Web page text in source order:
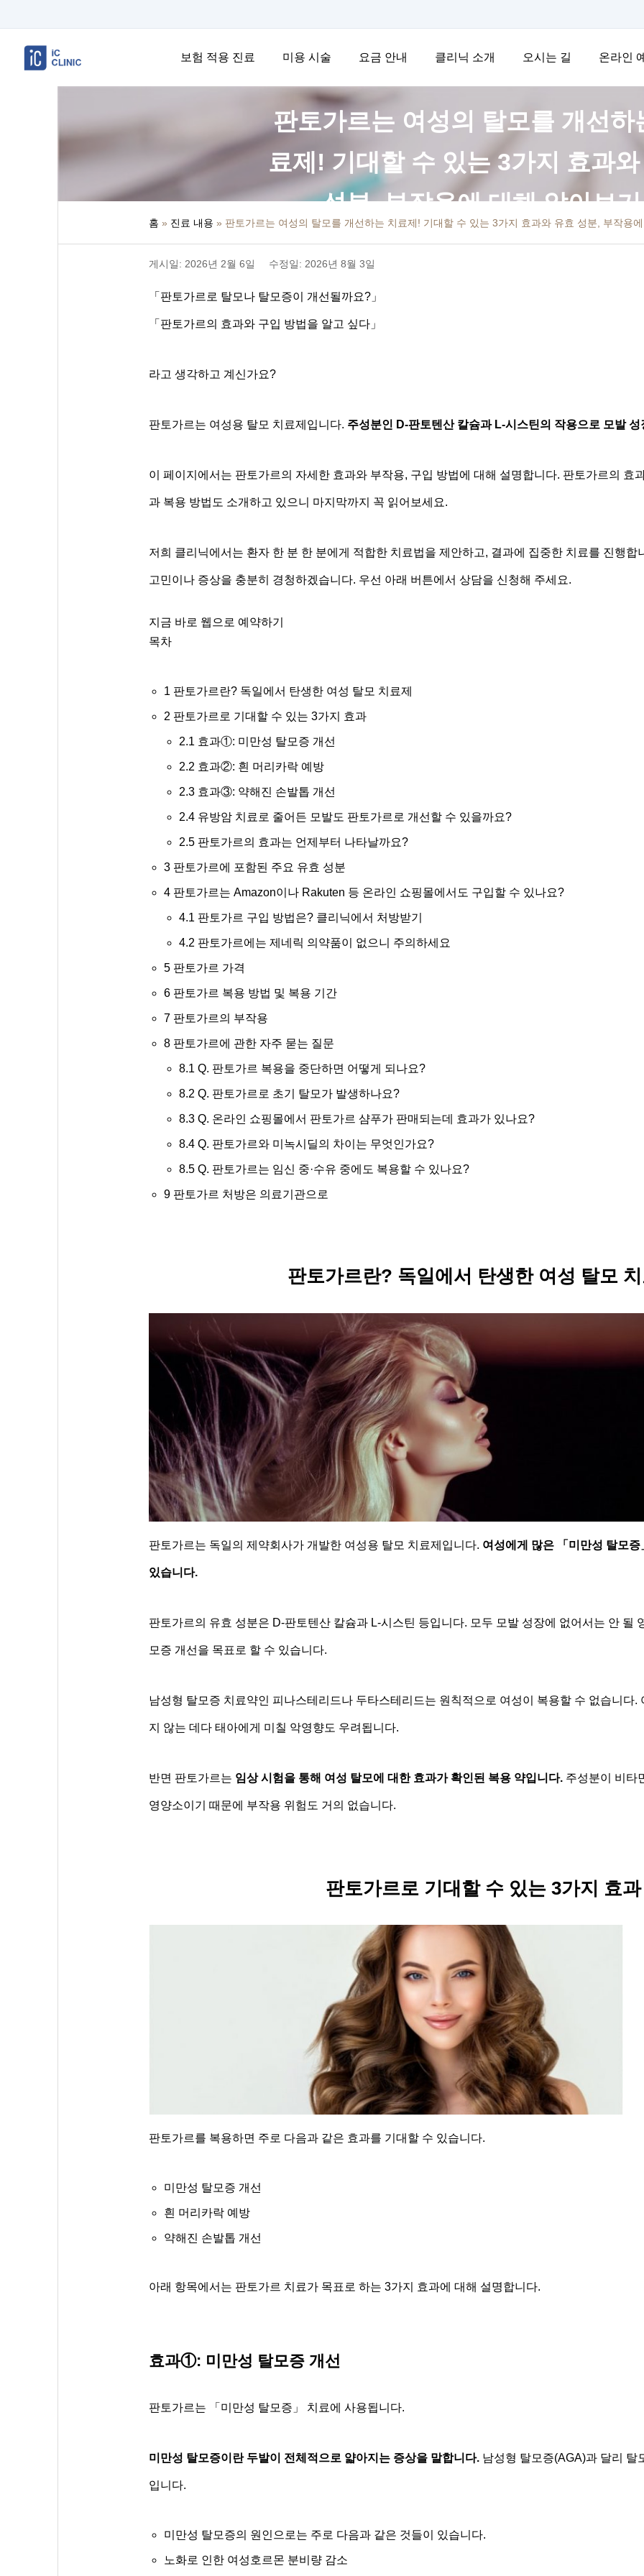
보험 적용 진료 미용 시술 요금 안내 클리닉 소개 오시는 길 온라인
판토가르는 여성의 탈모를 개선하
료제! 기대할 수 있는 3가지 효과
성분, 부작용에 대해 알아보기
홈 » 진료 내용 » 판토가르는 여성의 탈모를 개선하는 치료제! 기대할 수 있는 3가지 효과와 유효 성분, 부작용
게시일: 2026년 2월 6일 수정일: 2026년 8월 3일
「판토가르로 탈모나 탈모증이 개선될까요?」
「판토가르의 효과와 구입 방법을 알고 싶다」
라고 생각하고 계신가요?
판토가르는 여성용 탈모 치료제입니다. 주성분인 D-판토텐산 칼슘과 L-시스틴의 작용으로 모발
이 페이지에서는 판토가르의 자세한 효과와 부작용, 구입 방법에 대해 설명합니다. 판토가르의 효
과 복용 방법도 소개하고 있으니 마지막까지 꼭 읽어보세요.
저희 클리닉에서는 환자 한 분 한 분에게 적합한 치료법을 제안하고, 결과에 집중한 치료를 진행합
고민이나 증상을 충분히 경청하겠습니다. 우선 아래 버튼에서 상담을 신청해 주세요.
지금 바로 웹으로 예약하기
목차
1 판토가르란? 독일에서 탄생한 여성 탈모 치료제
2 판토가르로 기대할 수 있는 3가지 효과
2.1 효과①: 미만성 탈모증 개선
2.2 효과②: 흰 머리카락 예방
2.3효과③: 약해진 손발톱 개선
2.4유방암 치료로 줄어든 모발도 판토가르로 개선할 수 있을까요?
2.5판토가르의 효과는 언제부터 나타날까요?
3판토가르에 포함된 주요 유효 성분
4판토가르는 Amazon이나 Rakuten 등 온라인 쇼핑몰에서도 구입할 수 있나요?
4.1 판토가르 구입 방법은? 클리닉에서 처방받기
4.2 판토가르에는 제네릭 의약품이 없으니 주의하세요
5판토가르 가격
6판토가르 복용 방법 및 복용 기간
7판토가르의 부작용
8판토가르에 관한 자주 묻는 질문
8.1 Q. 판토가르 복용을 중단하면 어떻게 되나요?
8.2 Q. 판토가르로 초기 탈모가 발생하나요?
8.3Q. 온라인 쇼핑몰에서 판토가르 샴푸가 판매되는데 효과가 있나요?
8.4Q. 판토가르와 미녹시딜의 차이는 무엇인가요?
8.5Q. 판토가르는 임신 중·수유 중에도 복용할 수 있나요?
9판토가르 처방은 의료기관으로
판토가르란? 독일에서 탄생한 여성 탈모
판토가르는 독일의 제약회사가 개발한 여성용 탈모 치료제입니다. 여성에게 많은 「미만성 탈모
있습니다.
판토가르의 유효 성분은 D-판토텐산 칼슘과 L-시스틴 등입니다. 모두 모발 성장에 없어서는 안 될
모증 개선을 목표로 할 수 있습니다.
남성형 탈모증 치료약인 피나스테리드나 두타스테리드는 원칙적으로 여성이 복용할 수 없습니다.
지 않는 데다 태아에게 미칠 악영향도 우려됩니다.
반면 판토가르는 임상 시험을 통해 여성 탈모에 대한 효과가 확인된 복용 약입니다. 주성분이 비타
영양소이기 때문에 부작용 위험도 거의 없습니다.
판토가르로 기대할 수 있는 3가지 효과
판토가르를 복용하면 주로 다음과 같은 효과를 기대할 수 있습니다.
미만성 탈모증 개선
흰 머리카락 예방
약해진 손발톱 개선
아래 항목에서는 판토가르 치료가 목표로 하는 3가지 효과에 대해 설명합니다.
효과①: 미만성 탈모증 개선
판토가르는 「미만성 탈모증」 치료에 사용됩니다.
미만성 탈모증이란 두발이 전체적으로 얇아지는 증상을 말합니다. 남성형 탈모증(AGA)과 달리 탈
입니다.
미만성 탈모증의 원인으로는 주로 다음과 같은 것들이 있습니다.
노화로 인한 여성호르몬 분비량 감소